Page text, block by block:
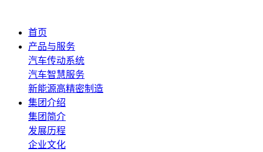
首页
产品与服务
汽车传动系统
汽车智慧服务
新能源高精密制造
集团介绍
集团简介
发展历程
企业文化